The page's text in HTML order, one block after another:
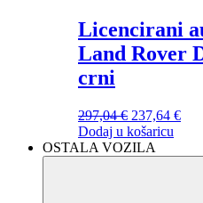
Licencirani
Land Rover
crni
297,04€ Izvorna
cijena
bila
237,64 €
Dodaj u košaricu
OSTALA VOZILA